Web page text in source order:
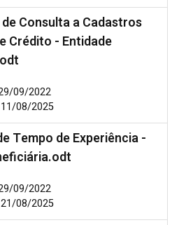
Consulta a Cadastros
Crédito - Entidade
09/2022
11/08/2025
Tempo de Experiência -
09/2022
21/08/2025